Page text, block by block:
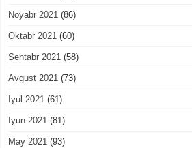
Noyabr 2021 (86)
Oktabr 2021 (60)
Sentabr 2021 (58)
Avgust 2021 (73)
Iyul 2021 (61)
Iyun 2021 (81)
May 2021 (93)